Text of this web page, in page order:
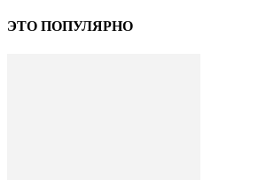
ЭТО ПОПУЛЯРНО